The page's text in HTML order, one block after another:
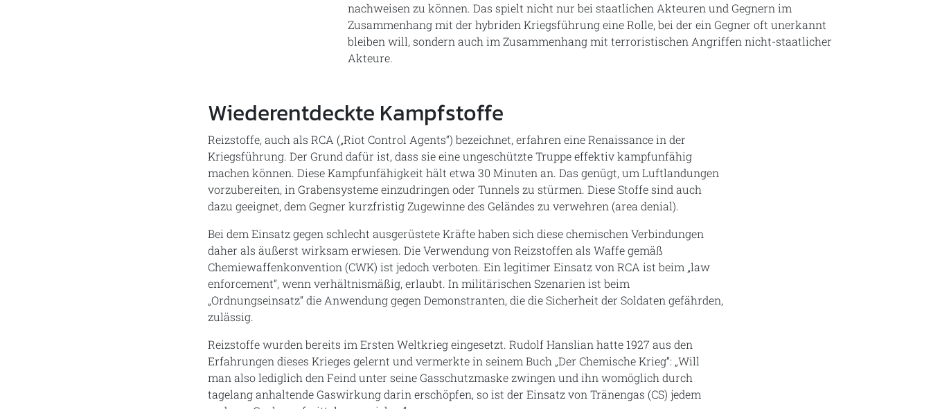
nachweisen zu können. Das spielt nicht nur bei staatlichen Akteuren und Gegnern im
Zusammenhang mit der hybriden Kriegsführung eine Rolle, bei der ein Gegner oft unerkannt
bleiben will, sondern auch im Zusammenhang mit terroristischen Angriffen nicht-staatlicher
Akteure.
Wiederentdeckte Kampfstoffe
Reizstoffe, auch als RCA („Riot Control Agents“) bezeichnet, erfahren eine Renaissance in der
Kriegsführung. Der Grund dafür ist, dass sie eine ungeschützte Truppe effektiv kampfunfähig
machen können. Diese Kampfunfähigkeit hält etwa 30 Minuten an. Das genügt, um Luftlandungen
vorzubereiten, in Grabensysteme einzudringen oder Tunnels zu stürmen. Diese Stoffe sind auch
dazu geeignet, dem Gegner kurzfristig Zugewinne des Geländes zu verwehren (area denial).
Bei dem Einsatz gegen schlecht ausgerüstete Kräfte haben sich diese chemischen Verbindungen
daher als äußerst wirksam erwiesen. Die Verwendung von Reizstoffen als Waffe gemäß
Chemiewaffenkonvention (CWK) ist jedoch verboten. Ein legitimer Einsatz von RCA ist beim „law
enforcement“, wenn verhältnismäßig, erlaubt. In militärischen Szenarien ist beim
„Ordnungseinsatz“ die Anwendung gegen Demonstranten, die die Sicherheit der Soldaten gefährden,
zulässig.
Reizstoffe wurden bereits im Ersten Weltkrieg eingesetzt. Rudolf Hanslian hatte 1927 aus den
Erfahrungen dieses Krieges gelernt und vermerkte in seinem Buch „Der Chemische Krieg“: „Will
man also lediglich den Feind unter seine Gasschutzmaske zwingen und ihn womöglich durch
tagelang anhaltende Gaswirkung darin erschöpfen, so ist der Einsatz von Tränengas (CS) jedem